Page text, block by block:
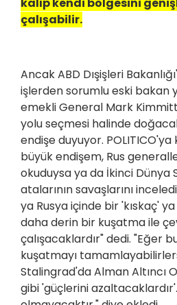
kalıp kendi bölgesini
çalışabilir.
Ancak ABD Dışişleri
işlerden sorumlu eski bakan
emekli General Mark
yolu seçmesi halinde
endişe duyuyor.
büyük endişem, Rus
okuduysa ya da İkinci Dünya
atalarının savaşlarını
ya Rusya içinde bir 'kıskaç'
daha derin bir kuşatma ile
çalışacaklardır" dedi. "Eğer
kuşatmayı
Stalingrad'da Alman Altıncı
gibi 'güçlerini